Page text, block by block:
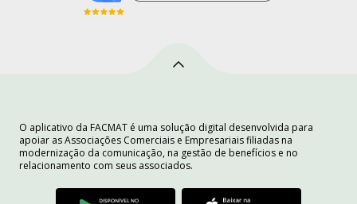
O aplicativo da FACMAT é uma solução digital desenvolvida para
apoiar as Associações Comerciais e Empresariais filiadas na
modernização da comunicação, na gestão de benefícios e no
relacionamento com seus associados.